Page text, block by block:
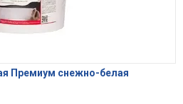
Премиум снежно-белая